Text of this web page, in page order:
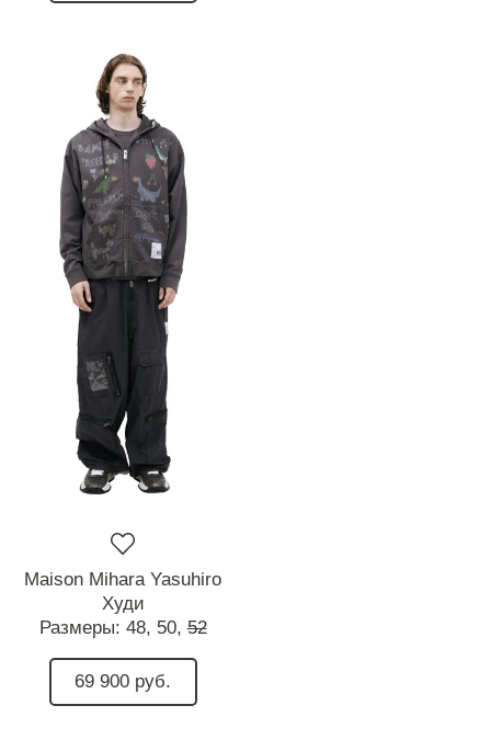
Maison Mihara Yasuhiro
Худи
Размеры: 48, 50, 52
69 900 руб.